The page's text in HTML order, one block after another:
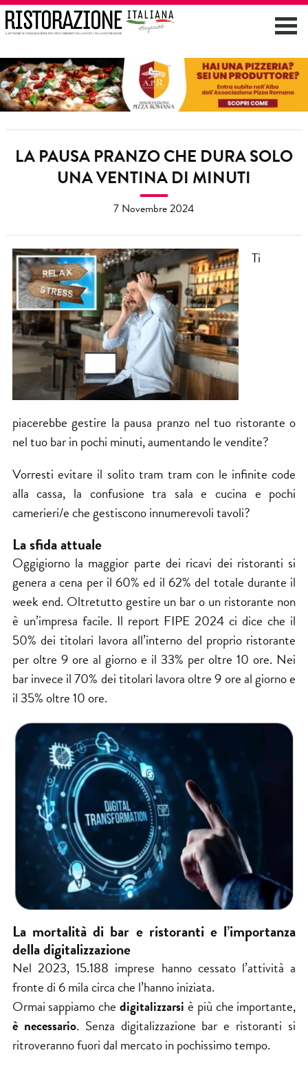
LA PAUSA PRANZO CHE DURA SOLO
UNA VENTINA DI MINUTI
7 Novembre 2024
Ti
piacerebbe gestire la pausa pranzo nel tuo ristorante o
nel tuo bar in pochi minuti, aumentando le vendite?
Vorresti evitare il solito tram tram con le infinite code
alla cassa, la confusione tra sala e cucina e pochi
camerieri/e che gestiscono innumerevoli tavoli?
La sfida attuale
Oggigiorno la maggior parte dei ricavi dei ristoranti si
genera a cena per il 60% ed il 62% del totale durante il
week end. Oltretutto gestire un bar o un ristorante non
è un’impresa facile. Il report FIPE 2024 ci dice che il
50% dei titolari lavora all’interno del proprio ristorante
per oltre 9 ore al giorno e il 33% per oltre 10 ore. Nei
bar invece il 70% dei titolari lavora oltre 9 ore al giorno e
il 35% oltre 10 ore.
La mortalità di bar e ristoranti e l’importanza
della digitalizzazione
Nel 2023, 15.188 imprese hanno cessato l’attività a
fronte di 6 mila circa che l’hanno iniziata.
Ormai sappiamo chedigitalizzarsi è più che importante,
è necessario. Senza digitalizzazione bar e ristoranti si
ritroveranno fuori dal mercato in pochissimo tempo.